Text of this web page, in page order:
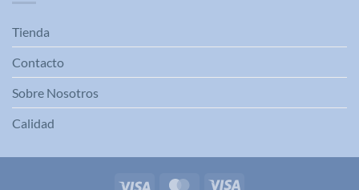
Tienda
Contacto
Sobre Nosotros
Calidad
Visa MasterCard